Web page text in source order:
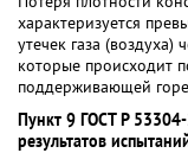
характеризуется
утечек газа (воздуха)
которые происходит
поддерживающей
Пункт 9 ГОСТ Р
результатов